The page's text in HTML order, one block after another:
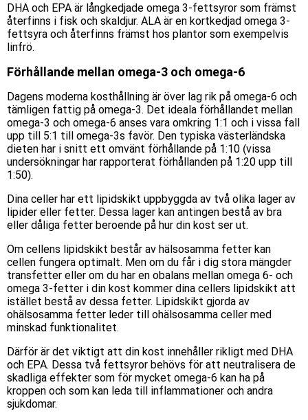
DHA och EPA är långkedjade omega 3-fettsyror som främst
återfinns i fisk och skaldjur. ALA är en kortkedjad omega 3-
fettsyra och återfinns främst hos plantor som exempelvis
linfrö.
Förhållande mellan omega-3 och omega-6
Dagens moderna kosthållning är över lag rik på omega-6 och
tämligen fattig på omega-3. Det ideala förhållandet mellan
omega-3 och omega-6 anses vara omkring 1:1 och i vissa fall
upp till 5:1 till omega-3s favör. Den typiska västerländska
dieten har i snitt ett omvänt förhållande på 1:10 (vissa
undersökningar har rapporterat förhållanden på 1:20 upp till
1:50).
Dina celler har ett lipidskikt uppbyggda av två olika lager av
lipider eller fetter. Dessa lager kan antingen bestå av bra
eller dåliga fetter beroende på hur din kost ser ut.
Om cellens lipidskikt består av hälsosamma fetter kan
cellen fungera optimalt. Men om du får i dig stora mängder
transfetter eller om du har en obalans mellan omega 6- och
omega 3-fetter i din kost kommer dina cellers lipidskikt att
istället bestå av dessa fetter. Lipidskikt gjorda av
ohälsosamma fetter leder till ohälsosamma celler med
minskad funktionalitet.
Därför är det viktigt att din kost innehåller rikligt med DHA
och EPA. Dessa två fettsyror behövs för att neutralisera de
skadliga effekter som för mycket omega-6 kan ha på
kroppen och som kan leda till inflammationer och andra
sjukdomar.